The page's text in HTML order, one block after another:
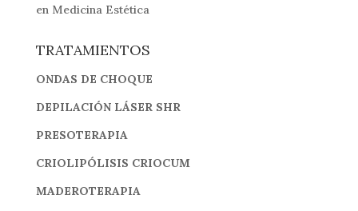
en Medicina Estética
TRATAMIENTOS
ONDAS DE CHOQUE
DEPILACIÓN LÁSER SHR
PRESOTERAPIA
CRIOLIPÓLISIS CRIOCUM
MADEROTERAPIA